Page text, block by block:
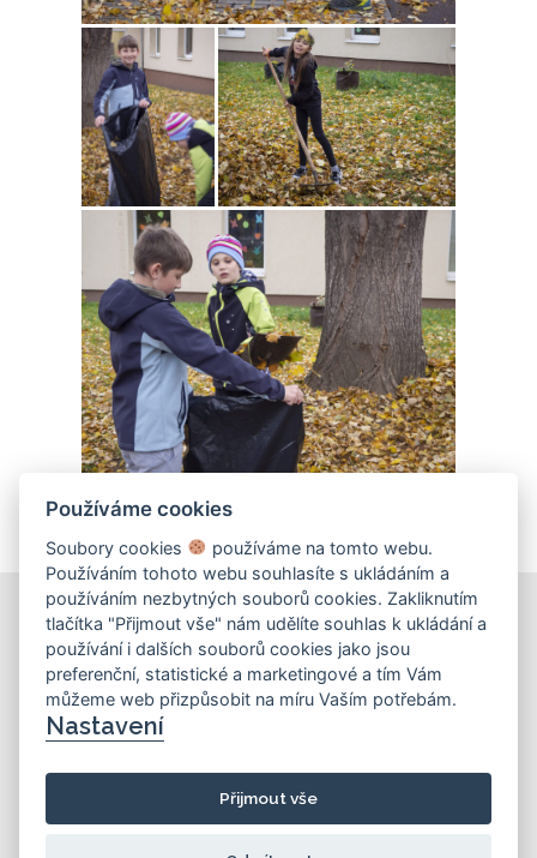
KONTAKT
info@zskosinova.cz
Používáme cookies
Soubory cookies
používáme na tomto webu.
Používáním tohoto webu souhlasíte s ukládáním a
používáním nezbytných souborů cookies. Zakliknutím
tlačítka "Přijmout vše" nám udělíte souhlas k ukládání a
používání i dalších souborů cookies jako jsou
preferenční, statistické a marketingové a tím Vám
můžeme web přizpůsobit na míru Vaším potřebám.
Nastavení
Přijmout vše